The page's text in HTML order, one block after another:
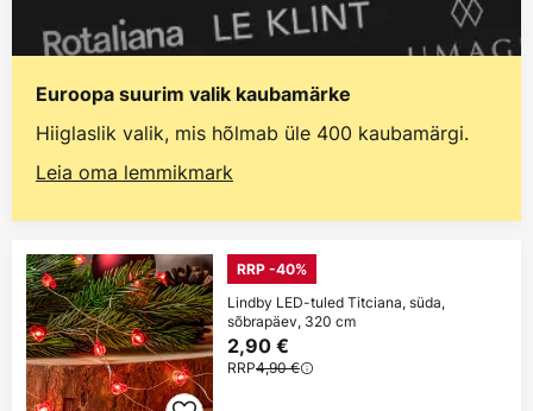
Euroopa suurim valik kaubamärke
Hiiglaslik valik, mis hõlmab üle 400 kaubamärgi.
Leia oma lemmikmark
RRP -40%
Lindby LED-tuled Titciana, süda,
sõbrapäev, 320 cm
2,90 €
RRP4,90 €